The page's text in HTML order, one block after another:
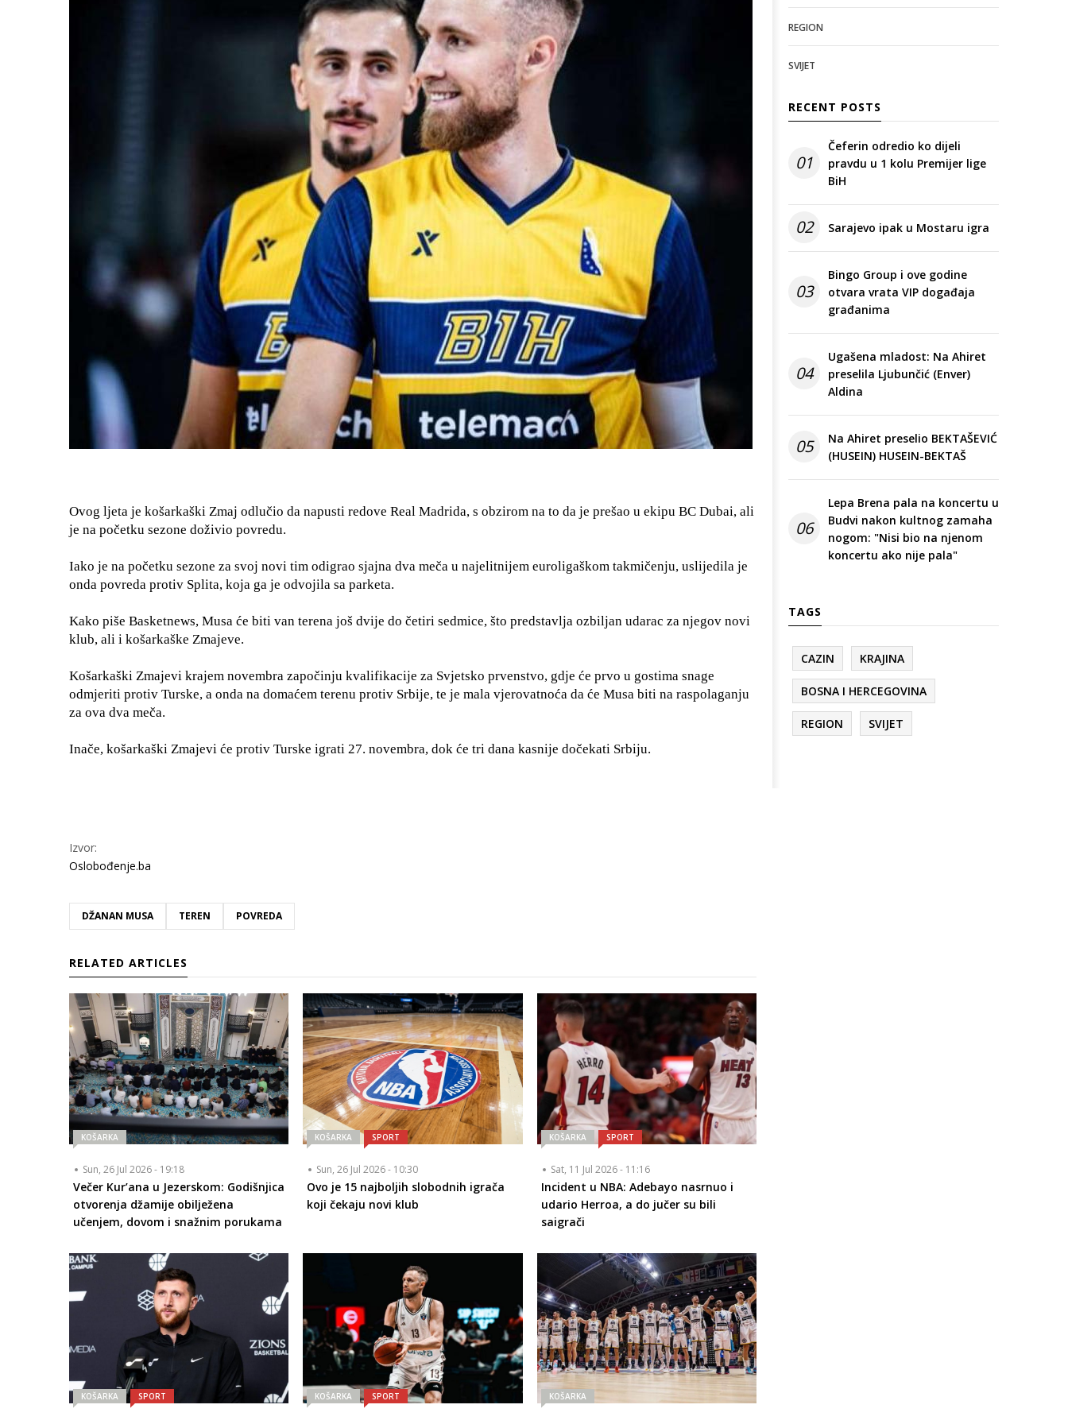
Ovog ljeta je košarkaški Zmaj odlučio da napusti redove Real Madrida, s obzirom na to da je prešao u ekipu BC Dubai, ali
je na početku sezone doživio povredu.
Iako je na početku sezone za svoj novi tim odigrao sjajna dva meča u najelitnijem euroligaškom takmičenju, uslijedila je
onda povreda protiv Splita, koja ga je odvojila sa parketa.
Kako piše Basketnews, Musa će biti van terena još dvije do četiri sedmice, što predstavlja ozbiljan udarac za njegov novi
klub, ali i košarkaške Zmajeve.
Košarkaški Zmajevi krajem novembra započinju kvalifikacije za Svjetsko prvenstvo, gdje će prvo u gostima snage
odmjeriti protiv Turske, a onda na domaćem terenu protiv Srbije, te je mala vjerovatnoća da će Musa biti na raspolaganju
za ova dva meča.
Inače, košarkaški Zmajevi će protiv Turske igrati 27. novembra, dok će tri dana kasnije dočekati Srbiju.
Izvor:
Oslobođenje.ba
DŽANAN MUSA TEREN POVREDA
RELATED ARTICLES
KOŠARKA
Sun, 26 Jul 2026 - 19:18
Večer Kur’ana u Jezerskom: Godišnjica
otvorenja džamije obilježena
učenjem, dovom i snažnim porukama
KOŠARKA SPORT
Sun, 26 Jul 2026 - 10:30
Ovo je 15 najboljih slobodnih igrača
koji čekaju novi klub
KOŠARKA SPORT
Sat, 11 Jul 2026 - 11:16
Incident u NBA: Adebayo nasrnuo i
udario Herroa, a do jučer su bili
saigrači
KOŠARKA SPORT KOŠARKA SPORT KOŠARKA
REGION
SVIJET
RECENT POSTS
01
Čeferin odredio ko dijeli
pravdu u 1 kolu Premijer lige
BiH
02 Sarajevo ipak u Mostaru igra
03
Bingo Group i ove godine
otvara vrata VIP događaja
građanima
04
Ugašena mladost: Na Ahiret
preselila Ljubunčić (Enver)
Aldina
05
Na Ahiret preselio BEKTAŠEVIĆ
(HUSEIN) HUSEIN-BEKTAŠ
06
Lepa Brena pala na koncertu u
Budvi nakon kultnog zamaha
nogom: "Nisi bio na njenom
koncertu ako nije pala"
TAGS
CAZIN KRAJINA
BOSNA I HERCEGOVINA
REGION SVIJET